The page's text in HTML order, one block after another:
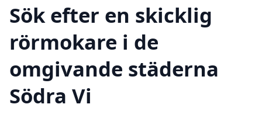
Sök efter en skicklig
rörmokare i de
omgivande städerna
Södra Vi